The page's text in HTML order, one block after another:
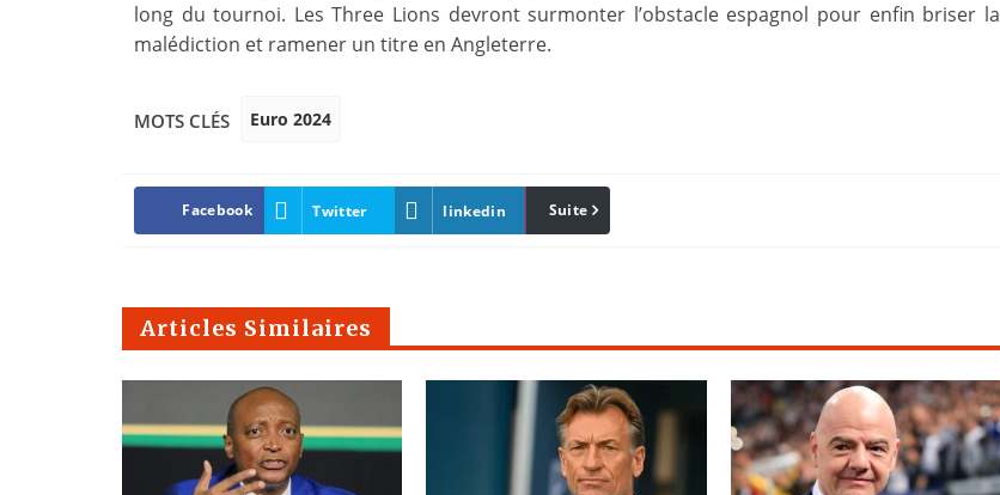
long du tournoi. Les Three Lions devront surmonter l’obstacle espagnol pour enfin briser la
malédiction et ramener un titre en Angleterre.
MOTS CLÉS Euro 2024
Facebook Twitter linkedin Pinterest
Suite
Articles Similaires